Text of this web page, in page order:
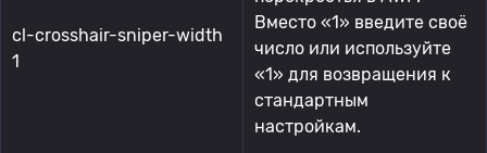
cl-crosshair-sniper-width
1
Вместо «1» введите своё
число или используйте
«1» для возвращения к
стандартным
настройкам.